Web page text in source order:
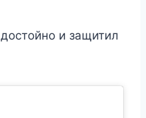
и защитил